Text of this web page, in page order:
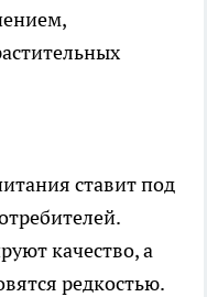
ставит под
качество, а
редкостью.